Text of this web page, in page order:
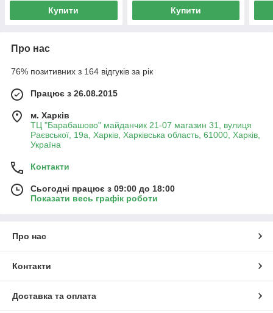
Купити Купити
Про нас
76% позитивних з 164 відгуків за рік
Працює з 26.08.2015
м. Харків
ТЦ "Барабашово" майданчик 21-07 магазин 31, вулиця
Раєвської, 19а, Харків, Харківська область, 61000, Харків,
Україна
Контакти
Сьогодні працює з 09:00 до 18:00
Показати весь графік роботи
Про нас
Контакти
Доставка та оплата